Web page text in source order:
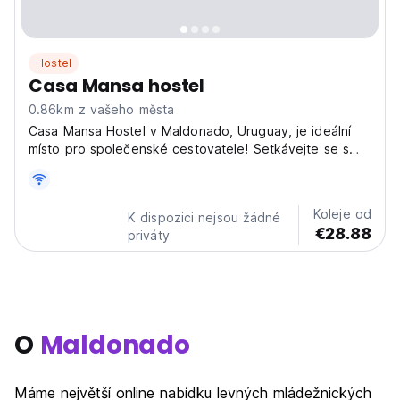
Hostel
Casa Mansa hostel
0.86km z vašeho města
Casa Mansa Hostel v Maldonado, Uruguay, je ideální
místo pro společenské cestovatele! Setkávejte se s
místních pláží. (Auto-translated from original language)
K dispozici nejsou žádné
priváty
Koleje od
€28.88
O Maldonado
Máme největší online nabídku levných mládežnických